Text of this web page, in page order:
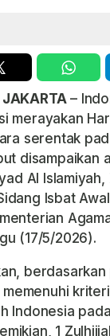
–
merayakan
serentak
disampaikan
Al Islamiyah,
Isbat
(17/5/2026).
Indonesia
1